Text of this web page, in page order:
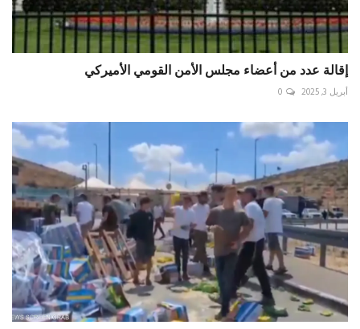
إقالة عدد من أعضاء مجلس الأمن القومي الأميركي
أبريل 3, 2025 0